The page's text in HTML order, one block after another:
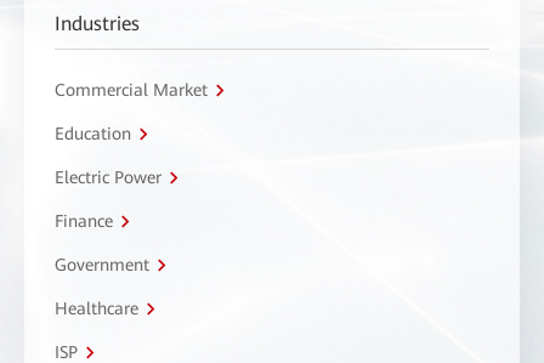
Industries
Commercial Market
Education
Electric Power
Finance
Government
Healthcare
ISP